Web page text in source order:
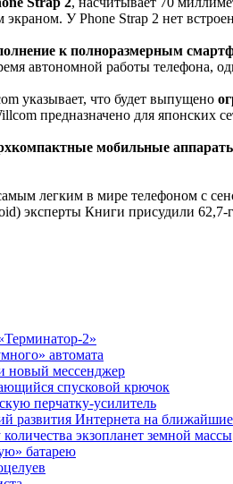
У Phone Strap 2 нет
к полноразмерным
автономной работы телефона,
указывает, что будет выпущено
предназначено для японских
мобильные
легким в мире телефоном с
эксперты Книги присудили
2»
автомата
новый мессенджер
спусковой крючок
перчатку-усилитель
развития Интернета на
экзопланет земной массы
батарею